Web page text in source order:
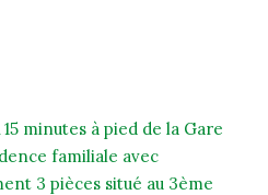
acquéreur
minutes à pied de la Gare
familiale avec
3 pièces situé au 3ème